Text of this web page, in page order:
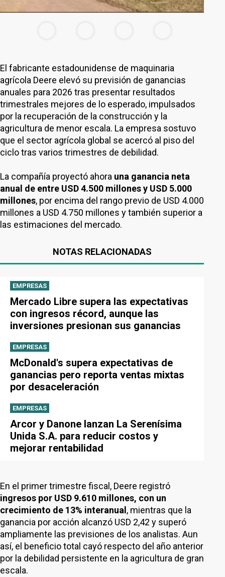
El fabricante estadounidense de maquinaria
agrícola Deere elevó su previsión de ganancias
anuales para 2026 tras presentar resultados
trimestrales mejores de lo esperado, impulsados
por la recuperación de la construcción y la
agricultura de menor escala. La empresa sostuvo
que el sector agrícola global se acercó al piso del
ciclo tras varios trimestres de debilidad.
La compañía proyectó ahora una ganancia neta
anual de entre USD 4.500 millones y USD 5.000
millones, por encima del rango previo de USD 4.000
millones a USD 4.750 millones y también superior a
las estimaciones del mercado.
NOTAS RELACIONADAS
EMPRESAS
Mercado Libre supera las expectativas
con ingresos récord, aunque las
inversiones presionan sus ganancias
EMPRESAS
McDonald's supera expectativas de
ganancias pero reporta ventas mixtas
por desaceleración
EMPRESAS
Arcor y Danone lanzan La Serenísima
Unida S.A. para reducir costos y
mejorar rentabilidad
En el primer trimestre fiscal, Deere registró
ingresos por USD 9.610 millones, con un
crecimiento de 13% interanual , mientras que la
ganancia por acción alcanzó USD 2,42 y superó
ampliamente las previsiones de los analistas. Aun
así, el beneficio total cayó respecto del año anterior
por la debilidad persistente en la agricultura de gran
escala.